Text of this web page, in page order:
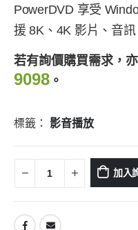
PowerDVD 享受
援 8K、4K 影片、音
若有詢價購買需求，
9098 。
標籤： 影音播放
加入